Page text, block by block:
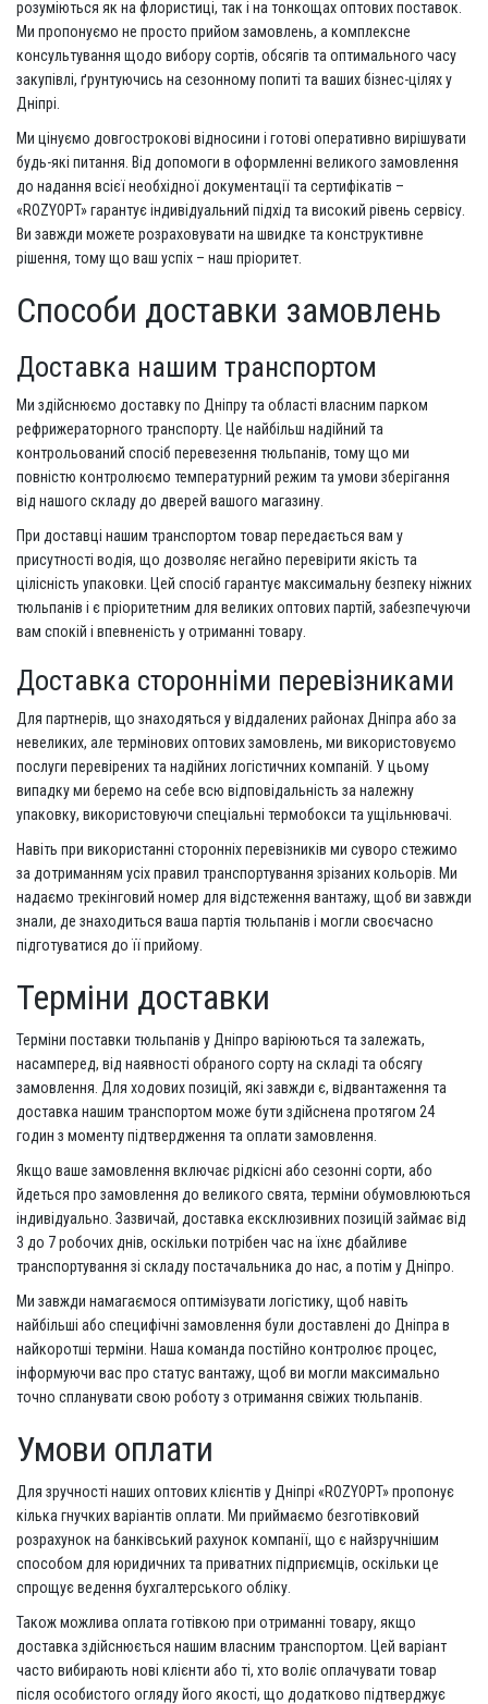
розуміються як на флористиці, так і на тонкощах оптових поставок.
Ми пропонуємо не просто прийом замовлень, а комплексне
консультування щодо вибору сортів, обсягів та оптимального часу
закупівлі, ґрунтуючись на сезонному попиті та ваших бізнес-цілях у
Дніпрі.
Ми цінуємо довгострокові відносини і готові оперативно вирішувати
будь-які питання. Від допомоги в оформленні великого замовлення
до надання всієї необхідної документації та сертифікатів –
«ROZYOPT» гарантує індивідуальний підхід та високий рівень сервісу.
Ви завжди можете розраховувати на швидке та конструктивне
рішення, тому що ваш успіх – наш пріоритет.
Способи доставки замовлень
Доставка нашим транспортом
Ми здійснюємо доставку по Дніпру та області власним парком
рефрижераторного транспорту. Це найбільш надійний та
контрольований спосіб перевезення тюльпанів, тому що ми
повністю контролюємо температурний режим та умови зберігання
від нашого складу до дверей вашого магазину.
При доставці нашим транспортом товар передається вам у
присутності водія, що дозволяє негайно перевірити якість та
цілісність упаковки. Цей спосіб гарантує максимальну безпеку ніжних
тюльпанів і є пріоритетним для великих оптових партій, забезпечуючи
вам спокій і впевненість у отриманні товару.
Доставка сторонніми перевізниками
Для партнерів, що знаходяться у віддалених районах Дніпра або за
невеликих, але термінових оптових замовлень, ми використовуємо
послуги перевірених та надійних логістичних компаній. У цьому
випадку ми беремо на себе всю відповідальність за належну
упаковку, використовуючи спеціальні термобокси та ущільнювачі.
Навіть при використанні сторонніх перевізників ми суворо стежимо
за дотриманням усіх правил транспортування зрізаних кольорів. Ми
надаємо трекінговий номер для відстеження вантажу, щоб ви завжди
знали, де знаходиться ваша партія тюльпанів і могли своєчасно
підготуватися до її прийому.
Терміни доставки
Терміни поставки тюльпанів у Дніпро варіюються та залежать,
насамперед, від наявності обраного сорту на складі та обсягу
замовлення. Для ходових позицій, які завжди є, відвантаження та
доставка нашим транспортом може бути здійснена протягом 24
годин з моменту підтвердження та оплати замовлення.
Якщо ваше замовлення включає рідкісні або сезонні сорти, або
йдеться про замовлення до великого свята, терміни обумовлюються
індивідуально. Зазвичай, доставка ексклюзивних позицій займає від
3 до 7 робочих днів, оскільки потрібен час на їхнє дбайливе
транспортування зі складу постачальника до нас, а потім у Дніпро.
Ми завжди намагаємося оптимізувати логістику, щоб навіть
найбільші або специфічні замовлення були доставлені до Дніпра в
найкоротші терміни. Наша команда постійно контролює процес,
інформуючи вас про статус вантажу, щоб ви могли максимально
точно спланувати свою роботу з отримання свіжих тюльпанів.
Умови оплати
Для зручності наших оптових клієнтів у Дніпрі «ROZYOPT» пропонує
кілька гнучких варіантів оплати. Ми приймаємо безготівковий
розрахунок на банківський рахунок компанії, що є найзручнішим
способом для юридичних та приватних підприємців, оскільки це
спрощує ведення бухгалтерського обліку.
Також можлива оплата готівкою при отриманні товару, якщо
доставка здійснюється нашим власним транспортом. Цей варіант
часто вибирають нові клієнти або ті, хто воліє оплачувати товар
після особистого огляду його якості, що додатково підтверджує